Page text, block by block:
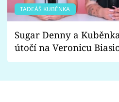
TADEÁŠ KUBĚNKA
Sugar Denny a
útočí na Veronicu
Proč je podle nich